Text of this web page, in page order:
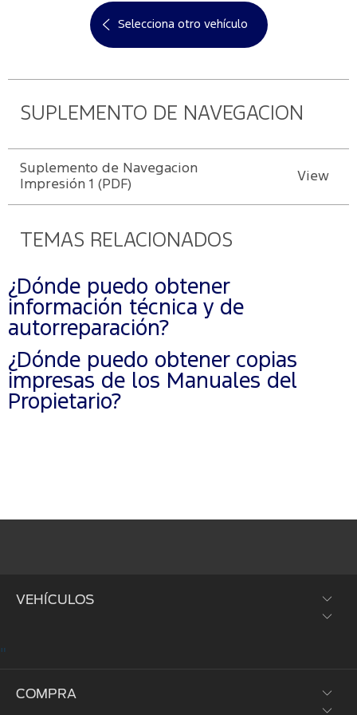
Selecciona otro vehículo
SUPLEMENTO DE NAVEGACION
Suplemento de Navegacion
Impresión 1 (PDF)
View
TEMAS RELACIONADOS
¿Dónde puedo obtener
información técnica y de
autorreparación?
¿Dónde puedo obtener copias
impresas de los Manuales del
Propietario?
VEHÍCULOS
"
COMPRA